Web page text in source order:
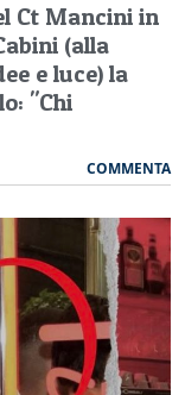
Ct Mancini in
(alla
e luce) la
"Chi
COMMENTA